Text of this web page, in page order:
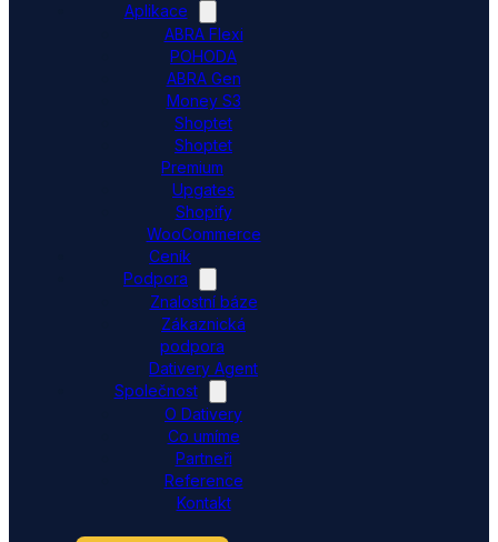
Aplikace
ABRA Flexi
POHODA
ABRA Gen
Money S3
Shoptet
Shoptet
Premium
Upgates
Shopify
WooCommerce
Ceník
Podpora
Znalostní báze
Zákaznická
podpora
Dativery Agent
Společnost
O Dativery
Co umíme
Partneři
Reference
Kontakt